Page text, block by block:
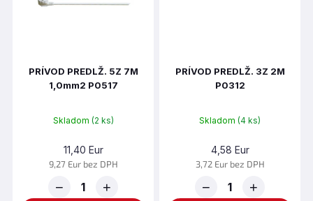
PRÍVOD PREDLŽ. 5Z 7M
1,0mm2 P0517
Skladom (2 ks)
11,40 Eur
9,27 Eur bez DPH
− +
PRÍVOD PREDLŽ. 3Z 2M
P0312
Skladom (4 ks)
4,58 Eur
3,72 Eur bez DPH
− +